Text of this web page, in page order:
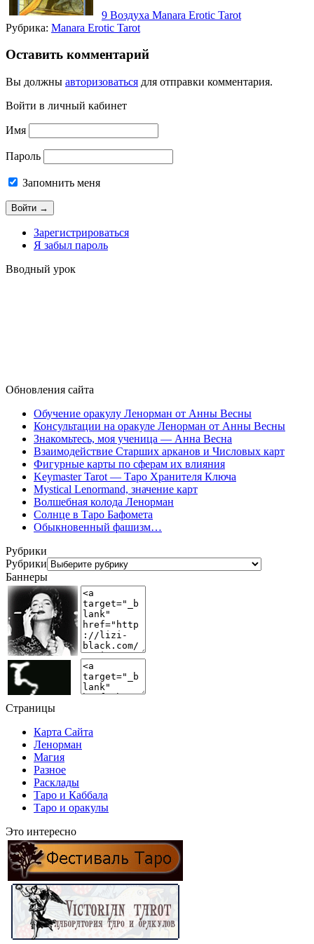
9 Воздуха Manara Erotic Tarot
Рубрика: Manara Erotic Tarot
Оставить комментарий
Вы должны авторизоваться для отправки комментария.
Войти в личный кабинет
Имя
Пароль
Запомнить меня
Зарегистрироваться
Я забыл пароль
Вводный урок
Обновления сайта
Обучение оракулу Ленорман от Анны Весны
Консультации на оракуле Ленорман от Анны Весны
Знакомьтесь, моя ученица — Анна Весна
Взаимодействие Старших арканов и Числовых карт
Фигурные карты по сферам их влияния
Keymaster Tarot — Таро Хранителя Ключа
Mystical Lenormand, значение карт
Волшебная колода Ленорман
Солнце в Таро Бафомета
Обыкновенный фашизм…
Рубрики
Рубрики
Баннеры
Страницы
Карта Сайта
Ленорман
Магия
Разное
Расклады
Таро и Каббала
Таро и оракулы
Это интересно